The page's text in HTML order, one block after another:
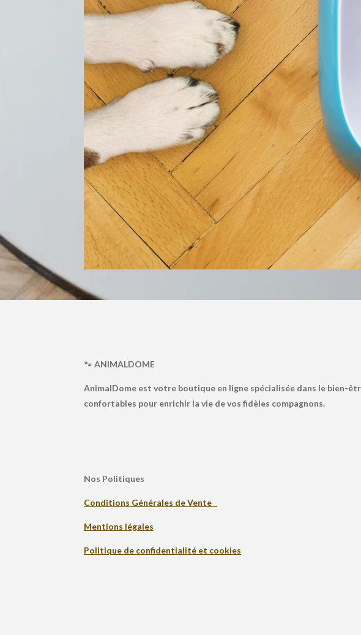
🐾 ANIMALDOME
AnimalDome est votre boutique en ligne spécialisée dans le bien-
confortables pour enrichir la vie de vos fidèles compagnons.
Nos Politiques
Conditions Générales de Vente
Mentions légales
Politique de confidentialité et cookies